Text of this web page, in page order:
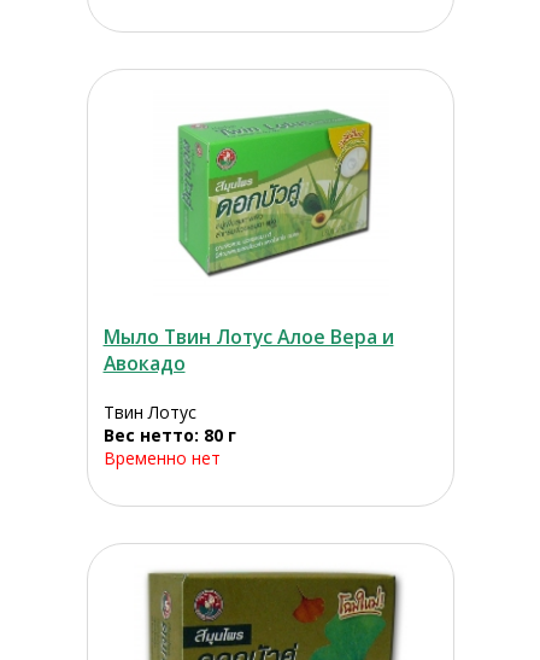
Мыло Твин Лотус Алое Вера и
Авокадо
Твин Лотус
Вес нетто: 80 г
Временно нет